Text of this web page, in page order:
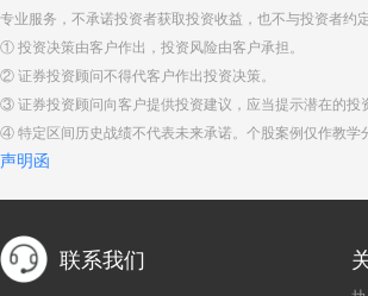
专业服务，不承诺投资者获取投资收益，也不与投资者
① 投资决策由客户作出，投资风险由客户承担。
② 证券投资顾问不得代客户作出投资决策。
③ 证券投资顾问向客户提供投资建议，应当提示潜在的
④ 特定区间历史战绩不代表未来承诺。个股案例仅作教
声明函
联系我们